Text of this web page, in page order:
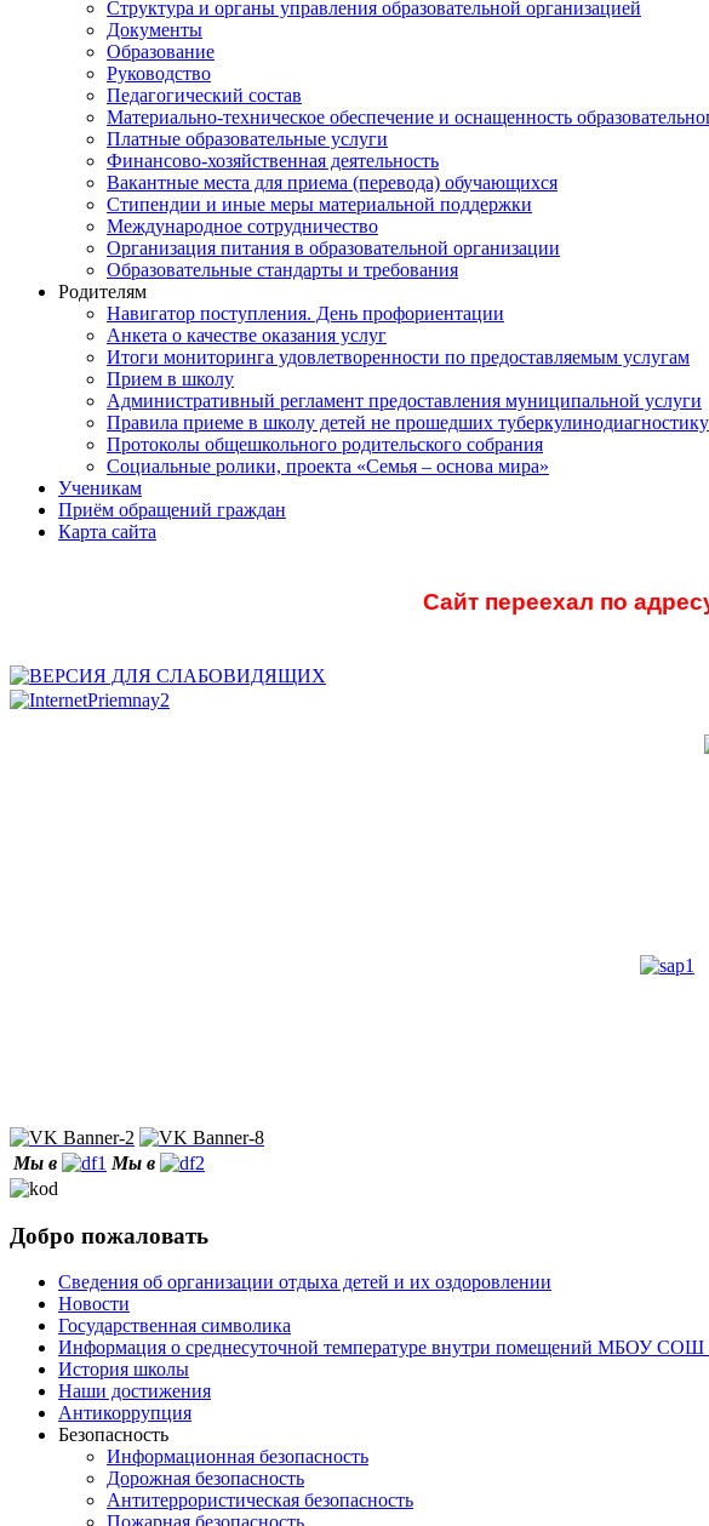
Структура и органы управления образовательной организацией
Документы
Образование
Руководство
Педагогический состав
Материально-техническое обеспечение и оснащенность
Платные образовательные услуги
Финансово-хозяйственная деятельность
Вакантные места для приема (перевода) обучающихся
Стипендии и иные меры материальной поддержки
Международное сотрудничество
Организация питания в образовательной организации
Образовательные стандарты и требования
Родителям
Навигатор поступления. День профориентации
Анкета о качестве оказания услуг
Итоги мониторинга удовлетворенности по предоставляемым услугам
Прием в школу
Административный регламент предоставления муниципальной услуги
Правила приеме в школу детей не прошедших туберкулинодиагностику
Протоколы общешкольного родительского собрания
Социальные ролики, проекта «Семья – основа мира»
Ученикам
Приём обращений граждан
Карта сайта
Сайт переехал по
Мы в Мы в
Добро пожаловать
Сведения об организации отдыха детей и их оздоровлении
Новости
Государственная символика
Информация о среднесуточной температуре внутри помещений МБОУ СОШ
История школы
Наши достижения
Антикоррупция
Безопасность
Информационная безопасность
Дорожная безопасность
Антитеррористическая безопасность